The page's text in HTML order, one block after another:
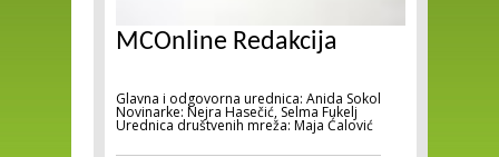
MCOnline Redakcija
Glavna i odgovorna urednica: Anida Sokol
Novinarke: Nejra Hasečić, Selma Fukelj
Urednica društvenih mreža: Maja Ćalović